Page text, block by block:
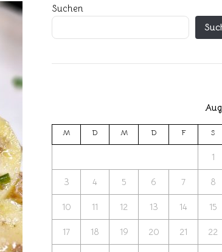
Suchen
M D M D F S
1
3 4 5 6 7 8
10 11 12 13 14 15
17 18 19 20 21 22